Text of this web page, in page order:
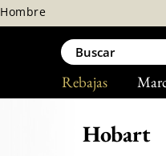
Rebajas
Hombre
Hobart